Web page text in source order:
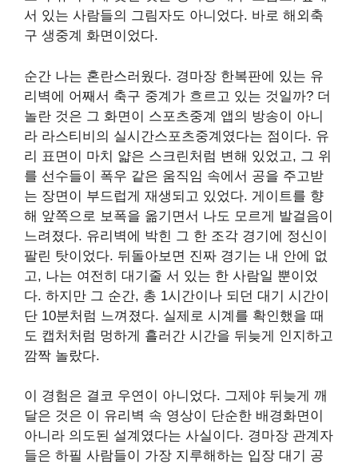
서 있는 사람들의 그림자도 아니었다. 바로 해외축
구 생중계 화면이었다.
순간 나는 혼란스러웠다. 경마장 한복판에 있는 유
리벽에 어째서 축구 중계가 흐르고 있는 것일까? 더
놀란 것은 그 화면이 스포츠중계 앱의 방송이 아니
라 라스티비의 실시간스포츠중계였다는 점이다. 유
리 표면이 마치 얇은 스크린처럼 변해 있었고, 그 위
를 선수들이 폭우 같은 움직임 속에서 공을 주고받
는 장면이 부드럽게 재생되고 있었다. 게이트를 향
해 앞쪽으로 보폭을 옮기면서 나도 모르게 발걸음이
느려졌다. 유리벽에 박힌 그 한 조각 경기에 정신이
팔린 탓이었다. 뒤돌아보면 진짜 경기는 내 안에 없
고, 나는 여전히 대기줄 서 있는 한 사람일 뿐이었
다. 하지만 그 순간, 총 1시간이나 되던 대기 시간이
단 10분처럼 느껴졌다. 실제로 시계를 확인했을 때
도 캡처처럼 멍하게 흘러간 시간을 뒤늦게 인지하고
깜짝 놀랐다.
이 경험은 결코 우연이 아니었다. 그제야 뒤늦게 깨
달은 것은 이 유리벽 속 영상이 단순한 배경화면이
아니라 의도된 설계였다는 사실이다. 경마장 관계자
들은 하필 사람들이 가장 지루해하는 입장 대기 공